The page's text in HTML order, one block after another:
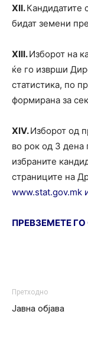
XII.Кандидатите
бидат земени
XIII.Изборот на
ќе го изврши
статистика, по
формирана за
XIV.Изборот од
во рок од 3 дена
избраните
страниците на
www.stat.gov.mk
ПРЕВЗЕМЕТЕ
Претходно
Јавна објава